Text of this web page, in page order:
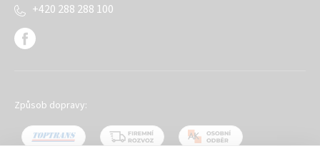
+420 288 288 100
Způsob dopravy: